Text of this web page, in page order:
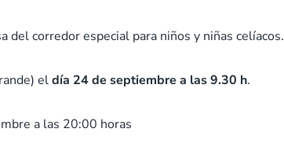
del corredor especial para niños y niñas celíacos.
eldía 24 de septiembre a las 9.30 h.
a las 20:00 horas